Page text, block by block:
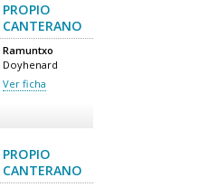
PROPIO
CANTERANO
Ramuntxo
Doyhenard
Ver ficha
PROPIO
CANTERANO